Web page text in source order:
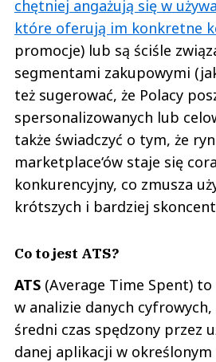
chętniej angażują się w
które oferują im konkretne
promocje) lub są ściśle
segmentami zakupowymi
też sugerować, że Polacy
spersonalizowanych lub
także świadczyć o tym, że
marketplace‘ów staje się
konkurencyjny, co zmusza
krótszych i bardziej
Co to jest ATS?
ATS (Average Time Spent)
w analizie danych
średni czas spędzony przez
danej aplikacji w określonym